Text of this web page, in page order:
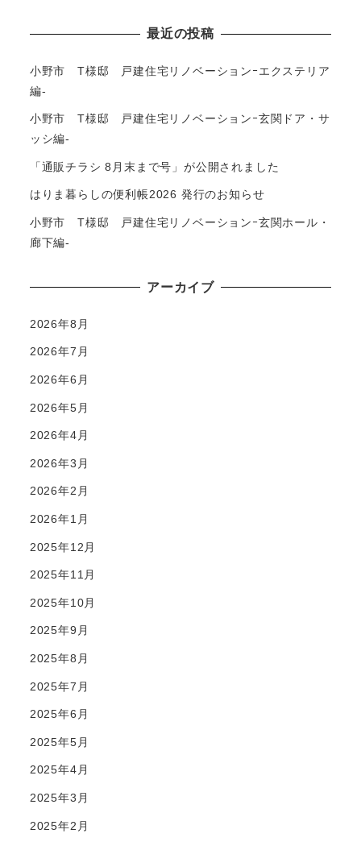
最近の投稿
小野市 T様邸 戸建住宅リノベーションｰエクステリア
編-
小野市 T様邸 戸建住宅リノベーションｰ玄関ドア・サ
ッシ編-
「通販チラシ 8月末まで号」が公開されました
はりま暮らしの便利帳2026 発行のお知らせ
小野市 T様邸 戸建住宅リノベーションｰ玄関ホール・
廊下編-
アーカイブ
2026年8月
2026年7月
2026年6月
2026年5月
2026年4月
2026年3月
2026年2月
2026年1月
2025年12月
2025年11月
2025年10月
2025年9月
2025年8月
2025年7月
2025年6月
2025年5月
2025年4月
2025年3月
2025年2月